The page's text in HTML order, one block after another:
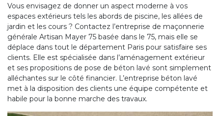
Vous envisagez de donner un aspect moderne à vos
espaces extérieurs tels les abords de piscine, les allées de
jardin et les cours ? Contactez l’entreprise de maçonnerie
générale Artisan Mayer 75 basée dans le 75, mais elle se
déplace dans tout le département Paris pour satisfaire ses
clients. Elle est spécialisée dans l’aménagement extérieur
et ses propositions de pose de béton lavé sont simplement
alléchantes sur le côté financier. L’entreprise béton lavé
met à la disposition des clients une équipe compétente et
habile pour la bonne marche des travaux.